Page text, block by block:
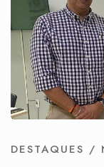
DESTAQUES /